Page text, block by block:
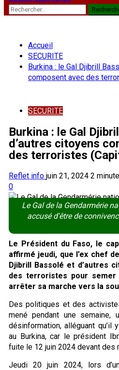
Rechercher :
Accueil
SECURITE
Burkina : le Gal Djibrill
composent avec des
SECURITE
Burkina : le Gal
d’autres citoyens
des terroristes
Reflet info juin 21, 2024 2
0
Le Gal de la Gendarmérie
accusé d'être de
Le Président du Faso, le
affirmé jeudi, que l’ex chef
Djibrill Bassolé et d’autres
des terroristes pour
arrêter sa marche vers la
Des politiques et des
mené pendant une semaine,
désinformation, alléguant qu’il
au Burkina, car le président
fuite le 12 juin 2024 devant des
Jeudi 20 juin 2024, lors